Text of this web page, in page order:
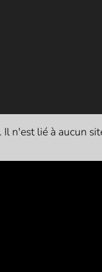
n'est lié à aucun